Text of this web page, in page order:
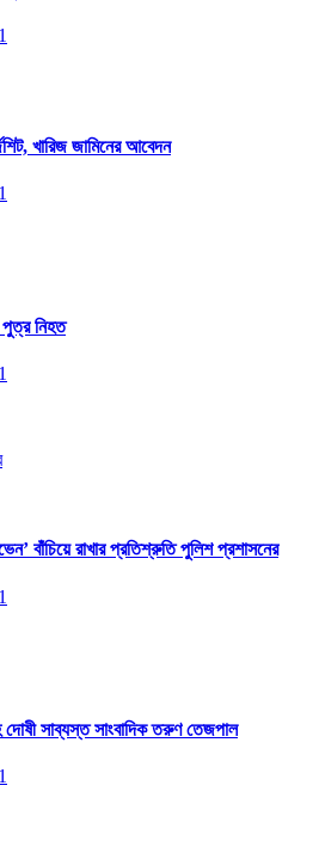
খারিজ জামিনের আবেদন
পুত্র নিহত
বাঁচিয়ে রাখার প্রতিশ্রুতি পুলিশ প্রশাসনের
দোষী সাব্যস্ত সাংবাদিক তরুণ তেজপাল